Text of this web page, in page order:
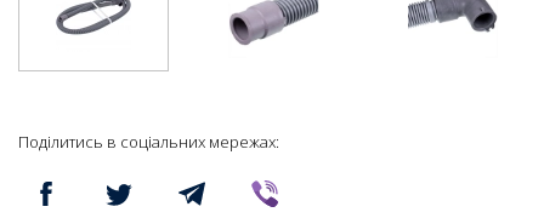
Поділитись в соціальних мережах: